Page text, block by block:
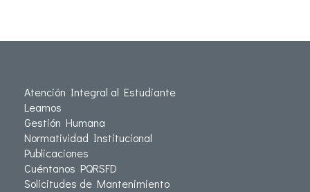
Atención Integral al Estudiante
Leamos
Gestión Humana
Normatividad Institucional
Publicaciones
Cuéntanos PQRSFD
Solicitudes de Mantenimiento